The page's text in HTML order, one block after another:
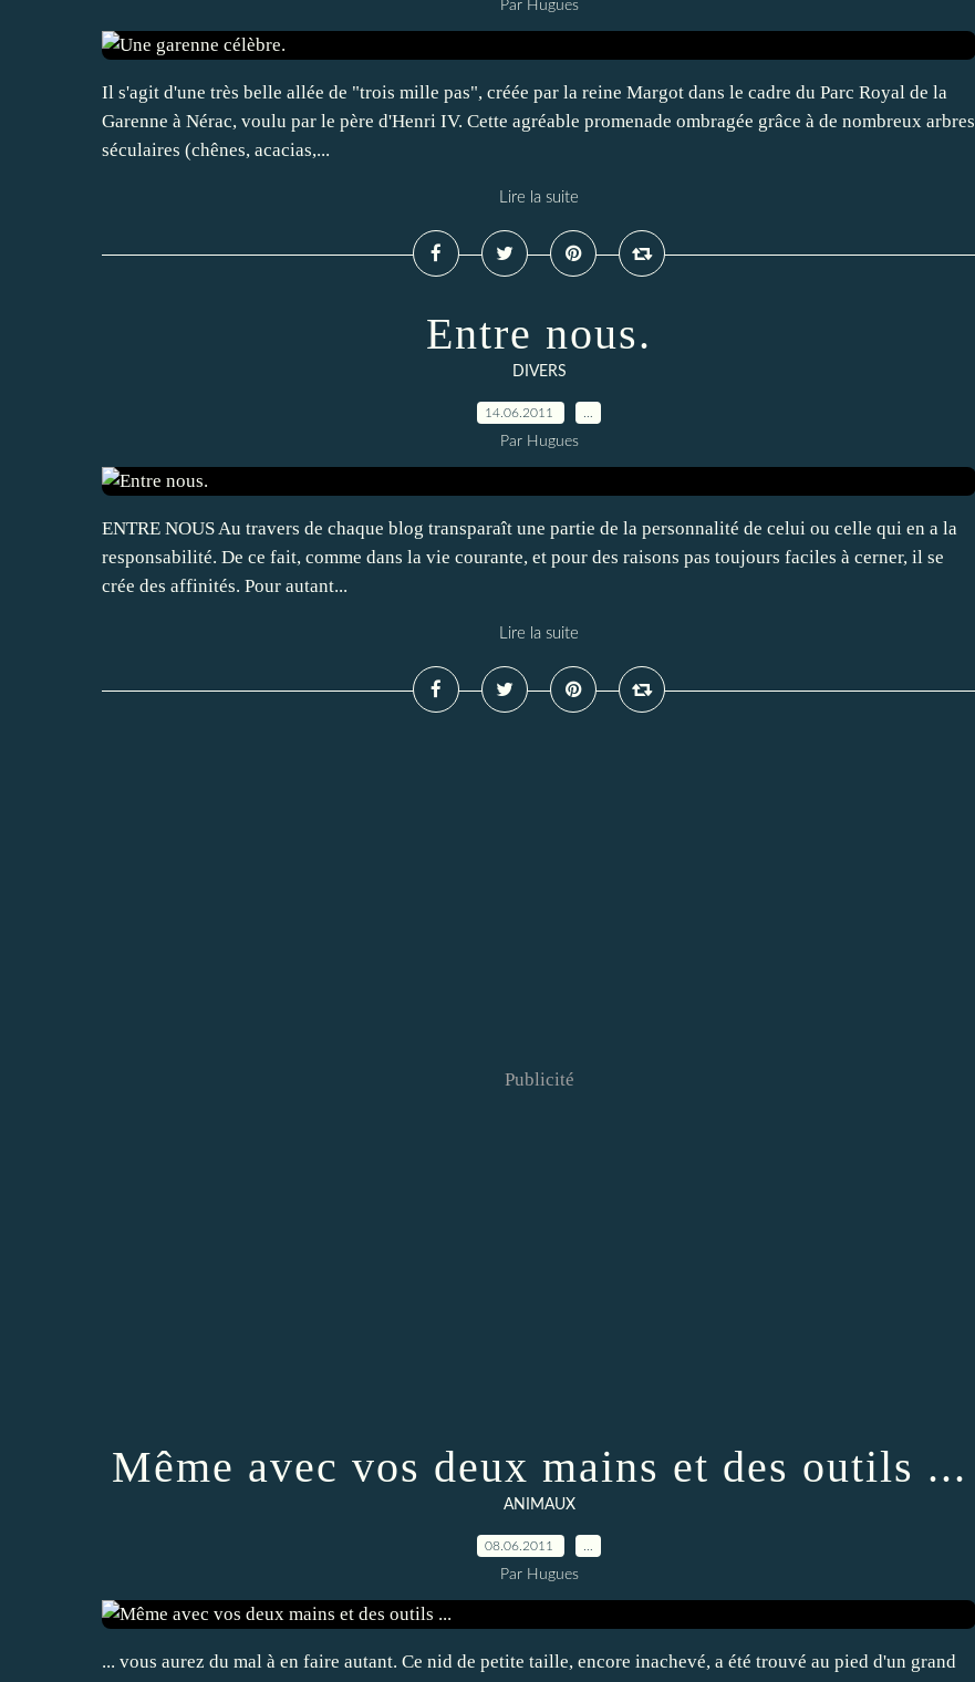
Par Hugues
Il s'agit d'une très belle allée de "trois mille pas", créée par la reine Margot dans le cadre du Parc Royal de la
Garenne à Nérac, voulu par le père d'Henri IV. Cette agréable promenade ombragée grâce à de nombreux arbres
séculaires (chênes, acacias,...
Lire la suite
Entre nous.
DIVERS
14.06.2011
Par Hugues
ENTRE NOUS Au travers de chaque blog transparaît une partie de la personnalité de celui ou celle qui en a la
responsabilité. De ce fait, comme dans la vie courante, et pour des raisons pas toujours faciles à cerner, il se
crée des affinités. Pour autant...
Lire la suite
Publicité
Même avec vos deux mains et des outils ...
ANIMAUX
08.06.2011
Par Hugues
... vous aurez du mal à en faire autant. Ce nid de petite taille, encore inachevé, a été trouvé au pied d'un grand